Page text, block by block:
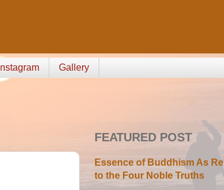
Instagram Gallery
FEATURED POST
Essence of Buddhism As
to the Four Noble Truths